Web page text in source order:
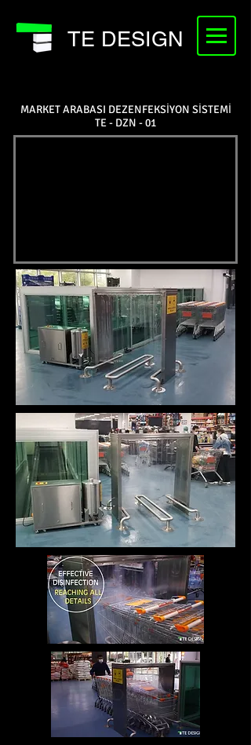
TE DESIGN
MARKET ARABASI DEZENFEKSİYON SİSTEMİ
TE - DZN - 01